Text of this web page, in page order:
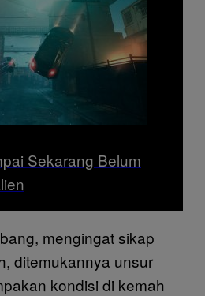
Sekarang Belum
mengingat sikap
ditemukannya unsur
kondisi di kemah